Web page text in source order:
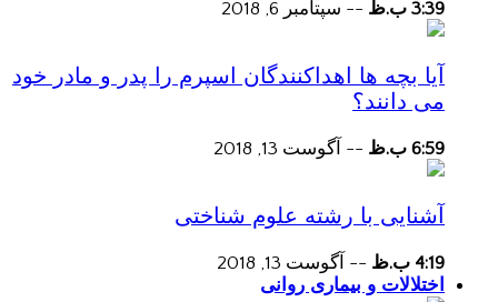
3:39 ب.ظ -- سپتامبر 6, 2018
آیا بچه ها اهداکنندگان اسپرم را پدر و مادر خود
می دانند؟
6:59 ب.ظ -- آگوست 13, 2018
آشنایی با رشته علوم شناختی
4:19 ب.ظ -- آگوست 13, 2018
اختلالات و بیماری روانی